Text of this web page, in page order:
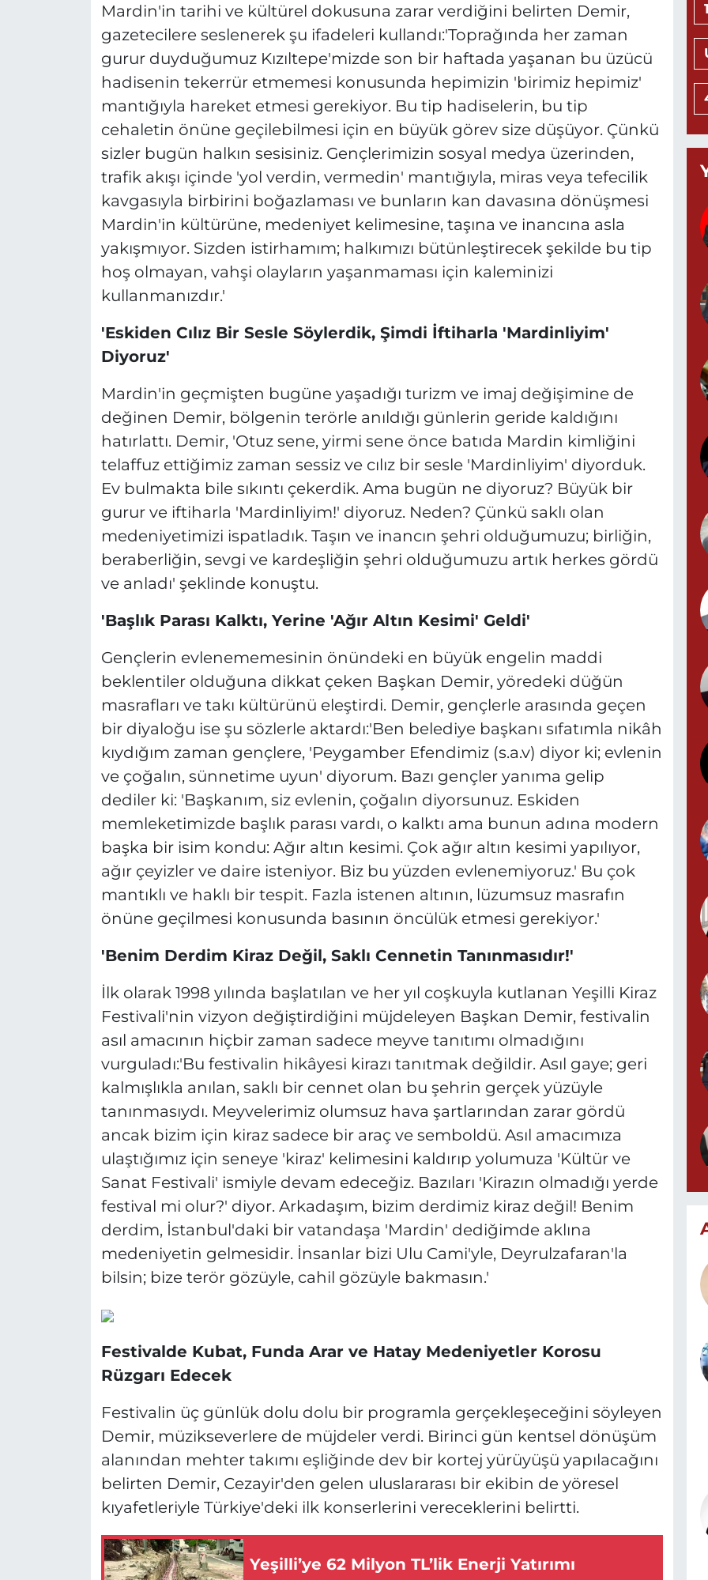
Mardin'in tarihi ve kültürel dokusuna zarar verdiğini belirten Demir,
gazetecilere seslenerek şu ifadeleri kullandı:'Toprağında her zaman
gurur duyduğumuz Kızıltepe'mizde son bir haftada yaşanan bu üzücü
hadisenin tekerrür etmemesi konusunda hepimizin 'birimiz hepimiz'
mantığıyla hareket etmesi gerekiyor. Bu tip hadiselerin, bu tip
cehaletin önüne geçilebilmesi için en büyük görev size düşüyor. Çünkü
sizler bugün halkın sesisiniz. Gençlerimizin sosyal medya üzerinden,
trafik akışı içinde 'yol verdin, vermedin' mantığıyla, miras veya tefecilik
kavgasıyla birbirini boğazlaması ve bunların kan davasına dönüşmesi
Mardin'in kültürüne, medeniyet kelimesine, taşına ve inancına asla
yakışmıyor. Sizden istirhamım; halkımızı bütünleştirecek şekilde bu tip
hoş olmayan, vahşi olayların yaşanmaması için kaleminizi
kullanmanızdır.'
'Eskiden Cılız Bir Sesle Söylerdik, Şimdi İftiharla 'Mardinliyim'
Diyoruz'
Mardin'in geçmişten bugüne yaşadığı turizm ve imaj değişimine de
değinen Demir, bölgenin terörle anıldığı günlerin geride kaldığını
hatırlattı. Demir, 'Otuz sene, yirmi sene önce batıda Mardin kimliğini
telaffuz ettiğimiz zaman sessiz ve cılız bir sesle 'Mardinliyim' diyorduk.
Ev bulmakta bile sıkıntı çekerdik. Ama bugün ne diyoruz? Büyük bir
gurur ve iftiharla 'Mardinliyim!' diyoruz. Neden? Çünkü saklı olan
medeniyetimizi ispatladık. Taşın ve inancın şehri olduğumuzu; birliğin,
beraberliğin, sevgi ve kardeşliğin şehri olduğumuzu artık herkes gördü
ve anladı' şeklinde konuştu.
'Başlık Parası Kalktı, Yerine 'Ağır Altın Kesimi' Geldi'
Gençlerin evlenememesinin önündeki en büyük engelin maddi
beklentiler olduğuna dikkat çeken Başkan Demir, yöredeki düğün
masrafları ve takı kültürünü eleştirdi. Demir, gençlerle arasında geçen
bir diyaloğu ise şu sözlerle aktardı:'Ben belediye başkanı sıfatımla nikâh
kıydığım zaman gençlere, 'Peygamber Efendimiz (s.a.v) diyor ki; evlenin
ve çoğalın, sünnetime uyun' diyorum. Bazı gençler yanıma gelip
dediler ki: 'Başkanım, siz evlenin, çoğalın diyorsunuz. Eskiden
memleketimizde başlık parası vardı, o kalktı ama bunun adına modern
başka bir isim kondu: Ağır altın kesimi. Çok ağır altın kesimi yapılıyor,
ağır çeyizler ve daire isteniyor. Biz bu yüzden evlenemiyoruz.' Bu çok
mantıklı ve haklı bir tespit. Fazla istenen altının, lüzumsuz masrafın
önüne geçilmesi konusunda basının öncülük etmesi gerekiyor.'
'Benim Derdim Kiraz Değil, Saklı Cennetin Tanınmasıdır!'
İlk olarak 1998 yılında başlatılan ve her yıl coşkuyla kutlanan Yeşilli Kiraz
Festivali'nin vizyon değiştirdiğini müjdeleyen Başkan Demir, festivalin
asıl amacının hiçbir zaman sadece meyve tanıtımı olmadığını
vurguladı:'Bu festivalin hikâyesi kirazı tanıtmak değildir. Asıl gaye; geri
kalmışlıkla anılan, saklı bir cennet olan bu şehrin gerçek yüzüyle
tanınmasıydı. Meyvelerimiz olumsuz hava şartlarından zarar gördü
ancak bizim için kiraz sadece bir araç ve semboldü. Asıl amacımıza
ulaştığımız için seneye 'kiraz' kelimesini kaldırıp yolumuza 'Kültür ve
Sanat Festivali' ismiyle devam edeceğiz. Bazıları 'Kirazın olmadığı yerde
festival mi olur?' diyor. Arkadaşım, bizim derdimiz kiraz değil! Benim
derdim, İstanbul'daki bir vatandaşa 'Mardin' dediğimde aklına
medeniyetin gelmesidir. İnsanlar bizi Ulu Cami'yle, Deyrulzafaran'la
bilsin; bize terör gözüyle, cahil gözüyle bakmasın.'
Festivalde Kubat, Funda Arar ve Hatay Medeniyetler Korosu
Rüzgarı Edecek
Festivalin üç günlük dolu dolu bir programla gerçekleşeceğini söyleyen
Demir, müzikseverlere de müjdeler verdi. Birinci gün kentsel dönüşüm
alanından mehter takımı eşliğinde dev bir kortej yürüyüşü yapılacağını
belirten Demir, Cezayir'den gelen uluslararası bir ekibin de yöresel
kıyafetleriyle Türkiye'deki ilk konserlerini vereceklerini belirtti.
Yeşilli’ye 62 Milyon TL’lik Enerji Yatırımı